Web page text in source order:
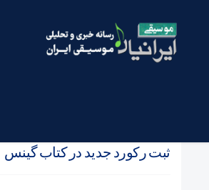
ثبت رکورد جدید در کتاب گینس